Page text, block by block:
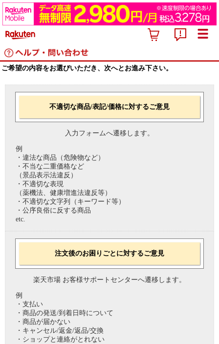
ご希望の内容をお選びいただき、次へとお進み下さい。
不適切な商品/表記/価格に対するご意見
入力フォームへ遷移します。
例
・違法な商品（危険物など）
・不当な二重価格など
（景品表示法違反）
・不適切な表現
（薬機法、健康増進法違反等）
・不適切な文字列（キーワード等）
・公序良俗に反する商品
etc.
注文後のお困りごとに対するご意見
楽天市場 お客様サポートセンターへ遷移します。
例
・支払い
・商品の発送/到着日時について
・商品が届かない
・キャンセル/返金/返品/交換
・ショップと連絡がとれない